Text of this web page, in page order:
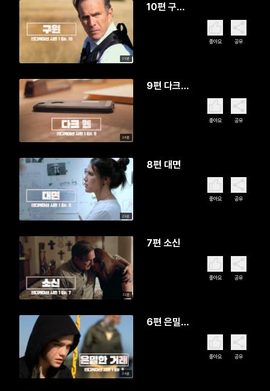
29분
10편 구원
좋아요 공유
26분
9편 다크
좋아요 공유
29분
8편 대면
좋아요 공유
32분
7편 소신
좋아요 공유
34분
6편 은밀한
좋아요 공유